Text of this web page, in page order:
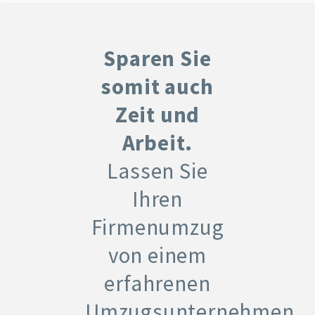
Sparen Sie
somit auch
Zeit und
Arbeit.
Lassen Sie
Ihren
Firmenumzug
von einem
erfahrenen